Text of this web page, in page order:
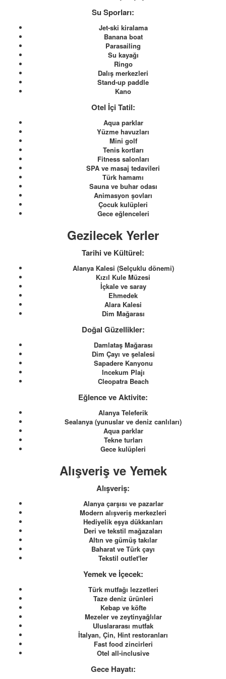
Su Sporları:
Jet-ski kiralama
Banana boat
Parasailing
Su kayağı
Ringo
Dalış merkezleri
Stand-up paddle
Kano
Otel İçi Tatil:
Aqua parklar
Yüzme havuzları
Mini golf
Tenis kortları
Fitness salonları
SPA ve masaj tedavileri
Türk hamamı
Sauna ve buhar odası
Animasyon şovları
Çocuk kulüpleri
Gece eğlenceleri
Gezilecek Yerler
Tarihi ve Kültürel:
Alanya Kalesi (Selçuklu dönemi)
Kızıl Kule Müzesi
İçkale ve saray
Ehmedek
Alara Kalesi
Dim Mağarası
Doğal Güzellikler:
Damlataş Mağarası
Dim Çayı ve şelalesi
Sapadere Kanyonu
Incekum Plajı
Cleopatra Beach
Eğlence ve Aktivite:
Alanya Teleferik
Sealanya (yunuslar ve deniz canlıları)
Aqua parklar
Tekne turları
Gece kulüpleri
Alışveriş ve Yemek
Alışveriş:
Alanya çarşısı ve pazarlar
Modern alışveriş merkezleri
Hediyelik eşya dükkanları
Deri ve tekstil mağazaları
Altın ve gümüş takılar
Baharat ve Türk çayı
Tekstil outlet'ler
Yemek ve İçecek:
Türk mutfağı lezzetleri
Taze deniz ürünleri
Kebap ve köfte
Mezeler ve zeytinyağlılar
Uluslararası mutfak
İtalyan, Çin, Hint restoranları
Fast food zincirleri
Otel all-inclusive
Gece Hayatı: